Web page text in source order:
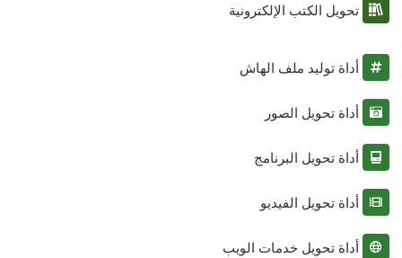
تحويل الكتب الإلكترونية
أداة توليد ملف الهاش
أداة تحويل الصور
أداة تحويل البرنامج
أداة تحويل الفيديو
أداة تحويل خدمات الويب